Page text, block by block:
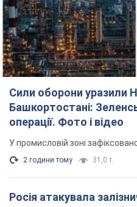
Росія атакувала
на Харківщині: є загиблі
Внаслідок удару БПЛА
та рухомий склад, рух поїздів
3 години тому 3,0 т.
ВАКС обрав запобіжний захід експосолці
України у США Стефанішиній: що відомо про
справу
2 години тому 7,3 т.